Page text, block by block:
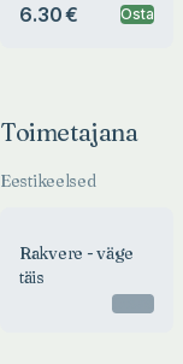
6.30 € Osta
Toimetajana
Eestikeelsed
Rakvere - väge
täis